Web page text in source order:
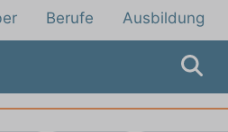
Berufe Ausbildung